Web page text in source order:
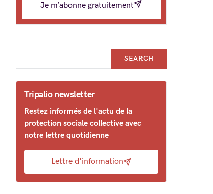
Je m’abonne gratuitement
SEARCH
Tripalio newsletter
Restez informés de l'actu de la
protection sociale collective avec
notre lettre quotidienne
Lettre d'information